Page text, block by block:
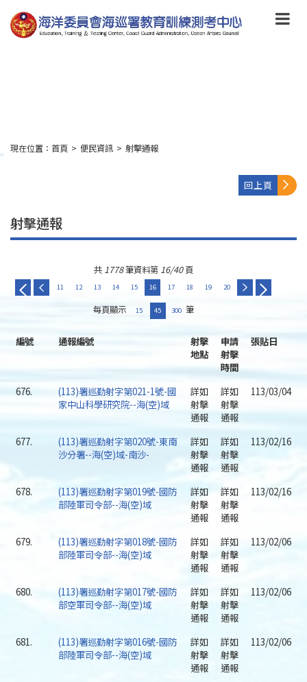
到
主
要
:::
現在位置： 首頁 > 便民資訊 > 射擊通報
回上頁
射擊通報
共 1778筆資料第 16/40頁
11 12 13 14 15 16 17 18 19 20
每頁顯示 15 45 300 筆
編號 通報編號
射擊
地點
申請
射擊
時間
張貼日
676.
(113)署巡勤射字第021-1號-國
家中山科學研究院--海(空)域
詳如
射擊
通報
詳如
射擊
通報
113/03/04
677.
(113)署巡勤射字第020號-東南
沙分署--海(空)域-南沙-
詳如
射擊
通報
詳如
射擊
通報
113/02/16
678.
(113)署巡勤射字第019號-國防
部陸軍司令部--海(空)域
詳如
射擊
通報
詳如
射擊
通報
113/02/16
679.
(113)署巡勤射字第018號-國防
部陸軍司令部--海(空)域
詳如
射擊
通報
詳如
射擊
通報
113/02/06
680.
(113)署巡勤射字第017號-國防
部空軍司令部--海(空)域
詳如
射擊
通報
詳如
射擊
通報
113/02/06
681.
(113)署巡勤射字第016號-國防
部陸軍司令部--海(空)域
詳如
射擊
通報
詳如
射擊
通報
113/02/06